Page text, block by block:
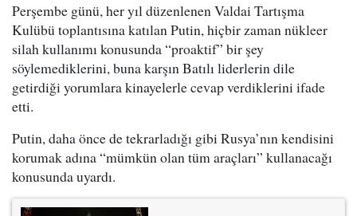
Perşembe günü, her yıl düzenlenen Valdai Tartışma
Kulübü toplantısına katılan Putin, hiçbir zaman nükleer
silah kullanımı konusunda “proaktif” bir şey
söylemediklerini, buna karşın Batılı liderlerin dile
getirdiği yorumlara kinayelerle cevap verdiklerini ifade
etti.
Putin, daha önce de tekrarladığı gibi Rusya’nın kendisini
korumak adına “mümkün olan tüm araçları” kullanacağı
konusunda uyardı.